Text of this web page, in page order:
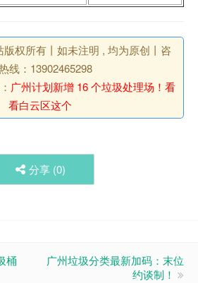
权所有丨如未注明 , 均为原创丨咨
线：13902465298
广州计划新增 16 个垃圾处理场！看
看白云区这个
分享 (0)
桶
广州垃圾分类最新加码：末位
约谈制！